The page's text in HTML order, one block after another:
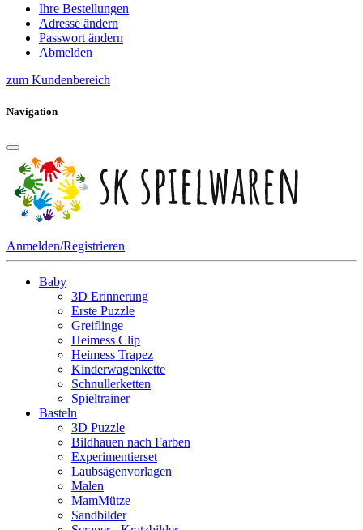
Ihre Bestellungen
Adresse ändern
Passwort ändern
Abmelden
zum Kundenbereich
Navigation
Anmelden/Registrieren
Baby
3D Erinnerung
Erste Puzzle
Greiflinge
Heimess Clip
Heimess Trapez
Kinderwagenkette
Schnullerketten
Spieltrainer
Basteln
3D Puzzle
Bildhauen nach Farben
Experimentierset
Laubsägenvorlagen
Malen
MamMütze
Sandbilder